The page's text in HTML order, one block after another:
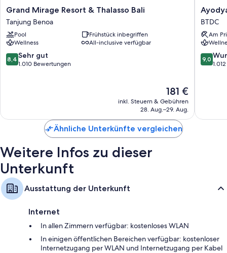
Grand
Mirage
Resort
&
Thalasso
Bali
Tanjung
Grand Mirage Resort & Thalasso Bali
Tanjung Benoa
Pool
Frühstück inbegriffen
Wellness
All-inclusive verfügbar
8.4
von
8,4 Sehr gut
1.010 Bewertungen
Der
Preis
beträgt
181 €
inkl. Steuern & Gebühren
28. Aug.–29. Aug.
Ayodya
Resort
Bali
BTDC
BTDC
Am
9.0
von
9,0
Ähnliche Unterkünfte vergleichen
Weitere Infos zu dieser
Unterkunft
Ausstattung der Unterkunft
Internet
In allen Zimmern verfügbar: kostenloses WLAN
In einigen öffentlichen Bereichen verfügbar: kostenloser
Internetzugang per WLAN und Internetzugang per Kabel